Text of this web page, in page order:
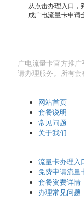
从点击办理入口
成广电流量卡申
广电流量卡官方推
请办理服务。所有套
网站首页
套餐说明
常见问题
关于我们
流量卡办理入
免费申请流量
套餐资费详情
办理常见问题